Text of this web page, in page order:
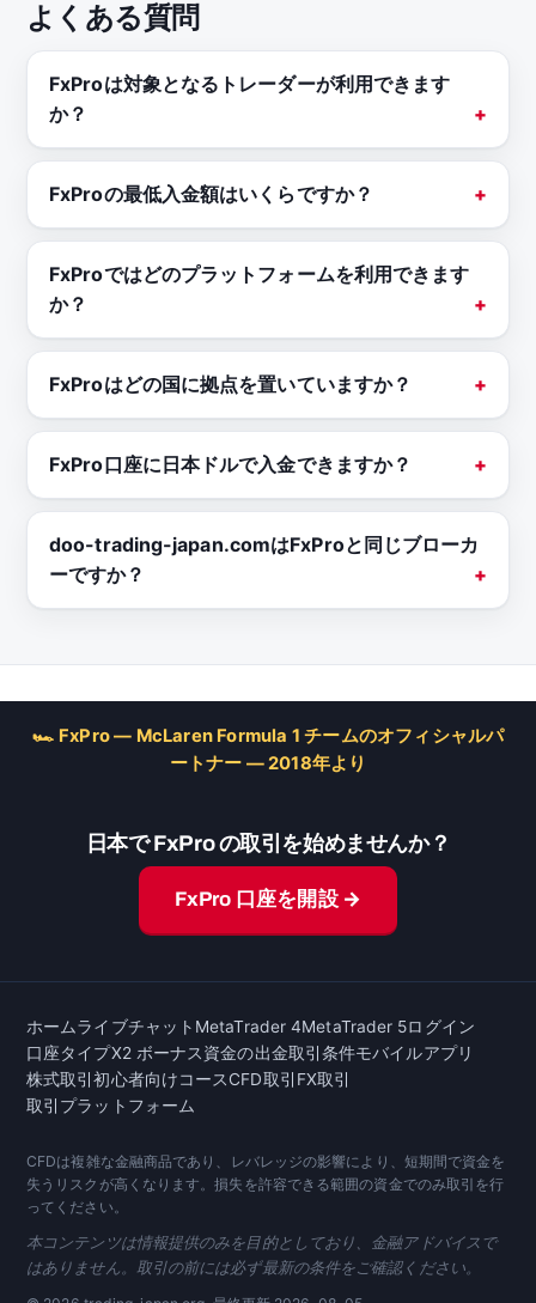
よくある質問
FxProは対象となるトレーダーが利用できます
か？
FxProの最低入金額はいくらですか？
FxProではどのプラットフォームを利用できます
か？
FxProはどの国に拠点を置いていますか？
FxPro口座に日本ドルで入金できますか？
doo-trading-japan.comはFxProと同じブローカ
ーですか？
🏎 FxPro — McLaren Formula 1 チームのオフィシャルパ
ートナー — 2018年より
日本で FxPro の取引を始めませんか？
FxPro 口座を開設 →
ホームライブチャット MetaTrader 4MetaTrader 5ログイン
口座タイプX2 ボーナス資金の出金取引条件モバイルアプリ
株式取引初心者向けコースCFD取引 FX取引
取引プラットフォーム
CFDは複雑な金融商品であり、レバレッジの影響により、短期間で資金を
失うリスクが高くなります。損失を許容できる範囲の資金でのみ取引を行
ってください。
本コンテンツは情報提供のみを目的としており、金融アドバイスで
はありません。取引の前には必ず最新の条件をご確認ください。